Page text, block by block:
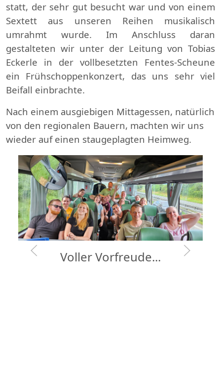
statt, der sehr gut besucht war und von einem
Sextett aus unseren Reihen musikalisch
umrahmt wurde. Im Anschluss daran
gestalteten wir unter der Leitung von Tobias
Eckerle in der vollbesetzten Fentes-Scheune
ein Frühschoppenkonzert, das uns sehr viel
Beifall einbrachte.
Nach einem ausgiebigen Mittagessen, natürlich
von den regionalen Bauern, machten wir uns
wieder auf einen staugeplagten Heimweg.
Voller Vorfreude...